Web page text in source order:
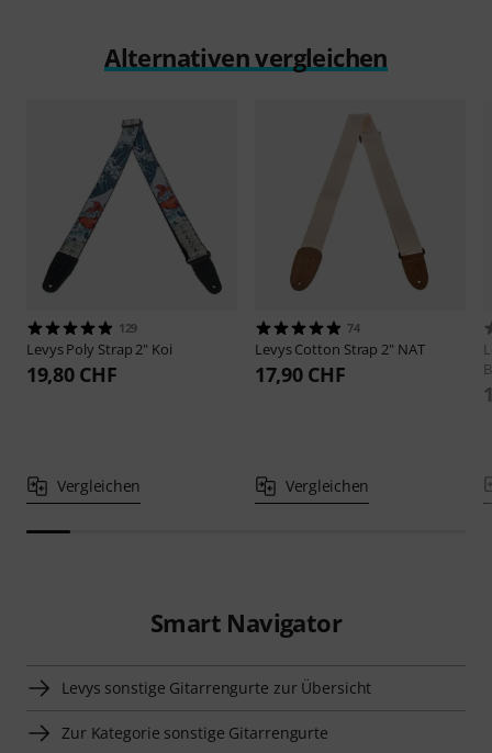
Alternativen vergleichen
129
LevysPoly Strap 2" Koi
19,80 CHF
Vergleichen
74
LevysCotton Strap 2" NAT
17,90 CHF
Vergleichen
Smart Navigator
Levys sonstige Gitarrengurte zur Übersicht
Zur Kategorie sonstige Gitarrengurte